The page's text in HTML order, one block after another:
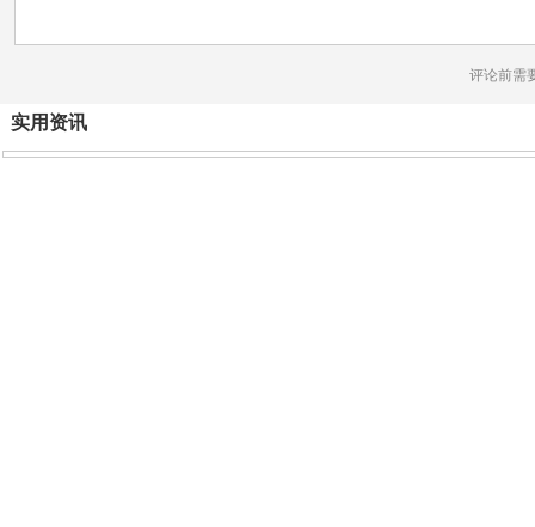
评论前需
实用资讯